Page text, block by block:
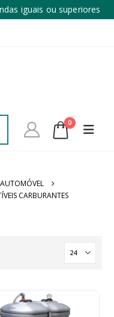
iguais ou superiores
0
CARBURANTES